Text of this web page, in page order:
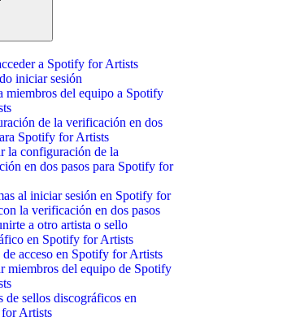
a Spotify for Artists
iniciar sesión
miembros del equipo a Spotify
de la verificación en dos
Spotify for Artists
la configuración de la
en dos pasos para Spotify for
al iniciar sesión en Spotify for
la verificación en dos pasos
a otro artista o sello
en Spotify for Artists
acceso en Spotify for Artists
miembros del equipo de Spotify
de sellos discográficos en
Artists